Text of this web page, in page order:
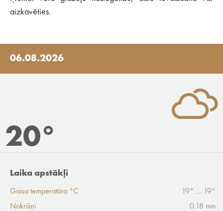
aizkavēties.
06.08.2026
20°
Laika apstākļi
Gaisa temperatūra °C
19° .... 19°
Nokrišņi
0.18 mm